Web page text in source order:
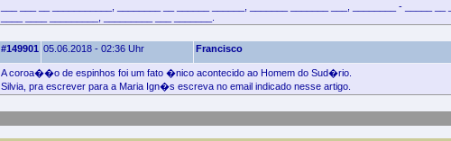
___ ___ __ ___________, ________ __ ______ ______, _______ _______ ___, ________ - _____ __
#149901 05.06.2018 - 02:36 Uhr Francisco
A coroa��o de espinhos foi um fato �nico acontecido ao Homem do Sud�rio.
Silvia, pra escrever para a Maria Ign�s escreva no email indicado nesse artigo.